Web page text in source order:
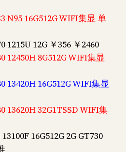
N95 16G512G WIFI集显 单
12G ￥356 ￥2460
12450H 8G512G WIFI集显
13420H 16G512G WIFI集显
13620H 32G1TSSD WIFI集
16G512G 2G GT730